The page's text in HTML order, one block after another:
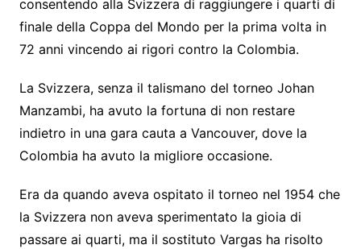
consentendo alla Svizzera di raggiungere i quarti di
finale della Coppa del Mondo per la prima volta in
72 anni vincendo ai rigori contro la Colombia.
La Svizzera, senza il talismano del torneo Johan
Manzambi, ha avuto la fortuna di non restare
indietro in una gara cauta a Vancouver, dove la
Colombia ha avuto la migliore occasione.
Era da quando aveva ospitato il torneo nel 1954 che
la Svizzera non aveva sperimentato la gioia di
passare ai quarti, ma il sostituto Vargas ha risolto